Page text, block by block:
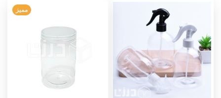
مميز